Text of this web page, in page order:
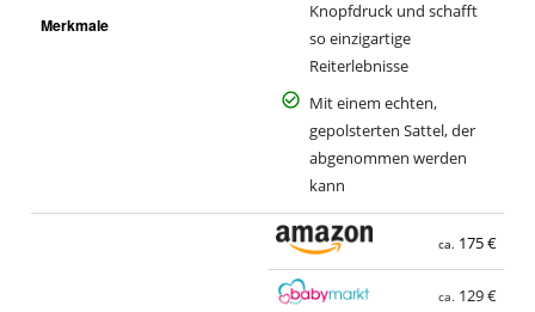
Merkmale
Knopfdruck und schafft
so einzigartige
Reiterlebnisse
Mit einem echten,
gepolsterten Sattel, der
abgenommen werden
kann
ca. 175 €
ca. 129 €